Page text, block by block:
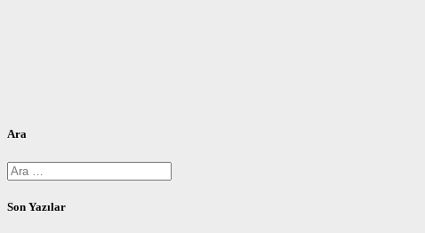
Ara
Arama:
Son Yazılar